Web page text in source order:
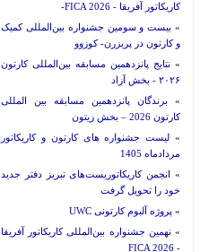
کاریکاتور آفریقا - FICA 2026-
» بیست و سومین جشنواره بین‌المللی کمیک
و کارتون در پریزرن- کوزوو
» نتایج پانزدهمین مسابقه بین‌المللی کارتون
۲۰۲۶ - بخش آزاد
» برندگان پانزدهمین مسابقه بین المللی
کارتون 2026 – بخش زیتون
» لیست جشنواره های کارتون و کاریکاتور
مردادماه 1405
» انجمن کاریکاتوریست‌های تبریز دفتر جدید
خود را تحویل گرفت
» پروژه آلبوم کارتونی UWC
» نهمین جشنواره بین‌المللی کاریکاتور آفریقا
- FICA 2026